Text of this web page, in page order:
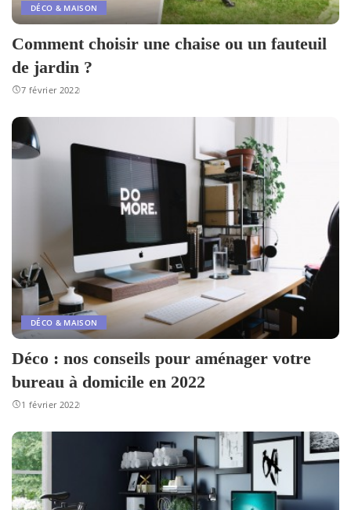
DÉCO & MAISON
Comment choisir une chaise ou un fauteuil
de jardin ?
7 février 2022
DÉCO & MAISON
Déco : nos conseils pour aménager votre
bureau à domicile en 2022
1 février 2022